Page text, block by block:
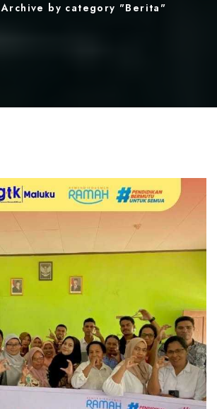
Archive by category "Berita"